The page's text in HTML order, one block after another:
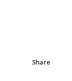
Share